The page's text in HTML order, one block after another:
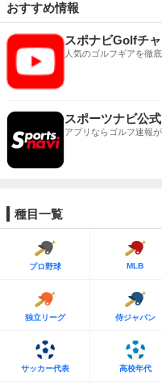
おすすめ情報
スポナビGolfチ
人気のゴルフギアを徹底
スポーツナビ公
アプリならゴルフ速報
種目一覧
プロ野球 MLB
独立リーグ 侍ジャパン
サッカー代表 高校年代